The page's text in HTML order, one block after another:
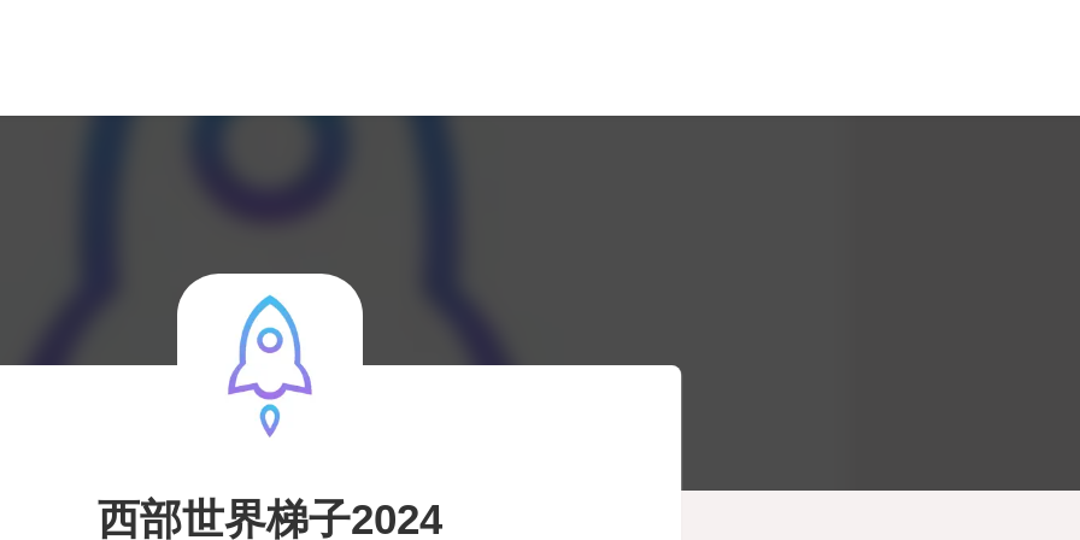
西部世界梯子2024